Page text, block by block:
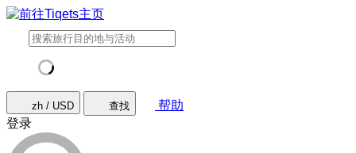
zh / USD 查找
帮助
登录